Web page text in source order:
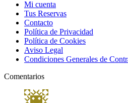
Mi cuenta
Tus Reservas
Contacto
Política de Privacidad
Política de Cookies
Aviso Legal
Condiciones Generales de
Comentarios